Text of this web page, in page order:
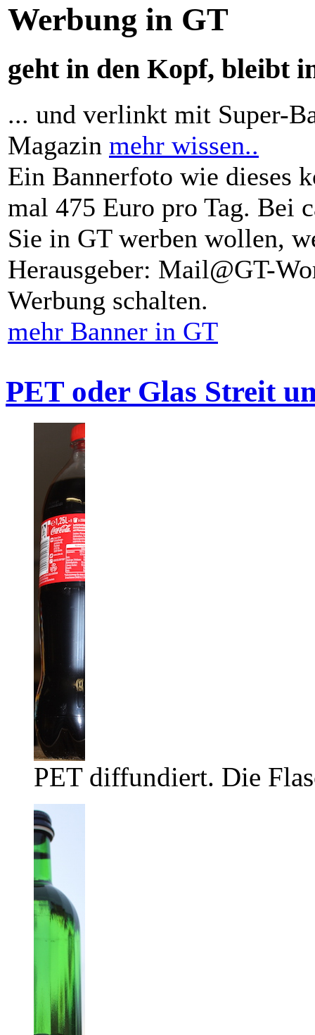
Werbung in GT
geht in den Kopf, bleibt
... und verlinkt mit Super-
Magazin mehr wissen..
Ein Bannerfoto wie dieses
mal 475 Euro pro Tag. Bei
Sie in GT werben wollen,
Herausgeber: Mail@GT-
Werbung schalten.
mehr Banner in GT
PET oder Glas Streit
PET diffundiert. Die